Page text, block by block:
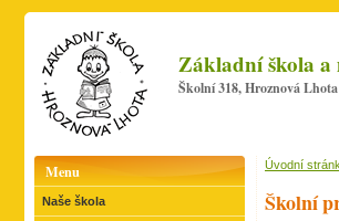
Základní škola a
Školní 318, Hroznová Lhota
Menu
Naše škola
Úvodní
Školní